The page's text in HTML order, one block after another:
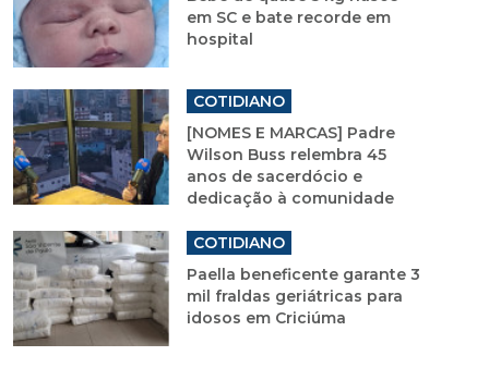
em SC e bate recorde em
hospital
COTIDIANO
[NOMES E MARCAS] Padre
Wilson Buss relembra 45
anos de sacerdócio e
dedicação à comunidade
COTIDIANO
Paella beneficente garante 3
mil fraldas geriátricas para
idosos em Criciúma